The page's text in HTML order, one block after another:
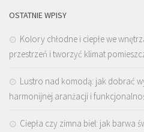
OSTATNIE WPISY
Kolory chłodne i ciepłe we
przestrzeń i tworzyć klimat
Lustro nad komodą: jak dobrać
harmonijnej aranżacji i
Ciepła czy zimna biel: jak barwa